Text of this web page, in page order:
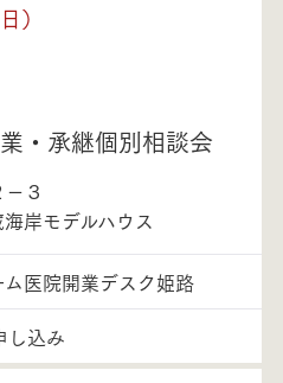
）
・承継個別相談会
３
岸モデルハウス
医院開業デスク姫路
し込み